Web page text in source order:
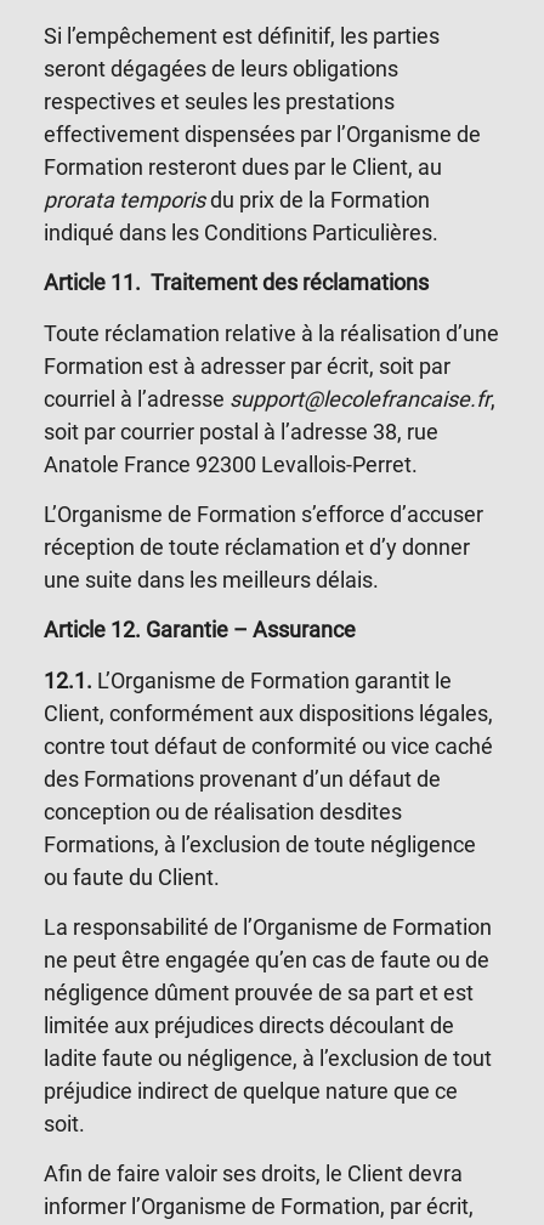
Si l’empêchement est définitif, les parties
seront dégagées de leurs obligations
respectives et seules les prestations
effectivement dispensées par l’Organisme de
Formation resteront dues par le Client, au
prorata temporisdu prix de la Formation
indiqué dans les Conditions Particulières.
Article 11. Traitement des réclamations
Toute réclamation relative à la réalisation d’une
Formation est à adresser par écrit, soit par
courriel à l’adresse support@lecolefrancaise.fr,
soit par courrier postal à l’adresse 38, rue
Anatole France 92300 Levallois-Perret.
L’Organisme de Formation s’efforce d’accuser
réception de toute réclamation et d’y donner
une suite dans les meilleurs délais.
Article 12. Garantie – Assurance
12.1. L’Organisme de Formation garantit le
Client, conformément aux dispositions légales,
contre tout défaut de conformité ou vice caché
des Formations provenant d’un défaut de
conception ou de réalisation desdites
Formations, à l’exclusion de toute négligence
ou faute du Client.
La responsabilité de l’Organisme de Formation
ne peut être engagée qu’en cas de faute ou de
négligence dûment prouvée de sa part et est
limitée aux préjudices directs découlant de
ladite faute ou négligence, à l’exclusion de tout
préjudice indirect de quelque nature que ce
soit.
Afin de faire valoir ses droits, le Client devra
informer l’Organisme de Formation, par écrit,